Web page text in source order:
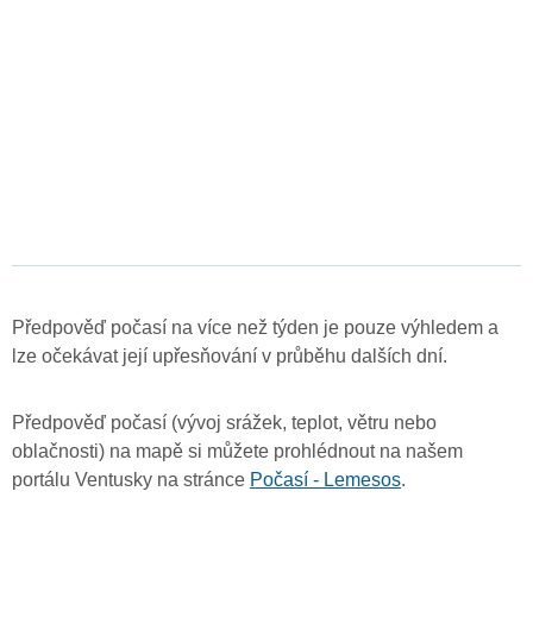
Předpověď počasí na více než týden je pouze výhledem a
lze očekávat její upřesňování v průběhu dalších dní.
Předpověď počasí (vývoj srážek, teplot, větru nebo
oblačnosti) na mapě si můžete prohlédnout na našem
portálu Ventusky na stránce Počasí - Lemesos.